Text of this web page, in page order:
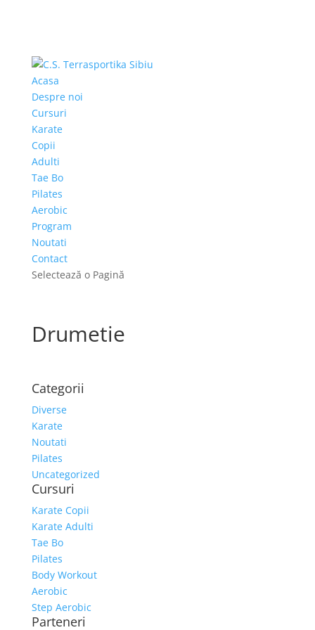
Acasa
Despre noi
Cursuri
Karate
Copii
Adulti
Tae Bo
Pilates
Aerobic
Program
Noutati
Contact
Selectează o Pagină
Drumetie
Categorii
Diverse
Karate
Noutati
Pilates
Uncategorized
Cursuri
Karate Copii
Karate Adulti
Tae Bo
Pilates
Body Workout
Aerobic
Step Aerobic
Parteneri